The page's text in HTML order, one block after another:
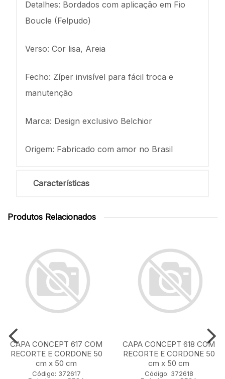
Detalhes: Bordados com aplicação em Fio
Boucle (Felpudo)
Verso: Cor lisa, Areia
Fecho: Zíper invisível para fácil troca e
manutenção
Marca: Design exclusivo Belchior
Origem: Fabricado com amor no Brasil
Características
Produtos Relacionados
CAPA CONCEPT 617 COM
RECORTE E CORDONE 50
cm x 50 cm
Código: 372617
CAPA CONCEPT 618 COM
RECORTE E CORDONE 50
cm x 50 cm
Código: 372618